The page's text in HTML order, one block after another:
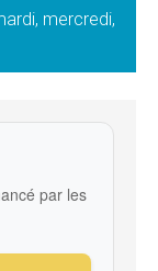
mercredi,
par les